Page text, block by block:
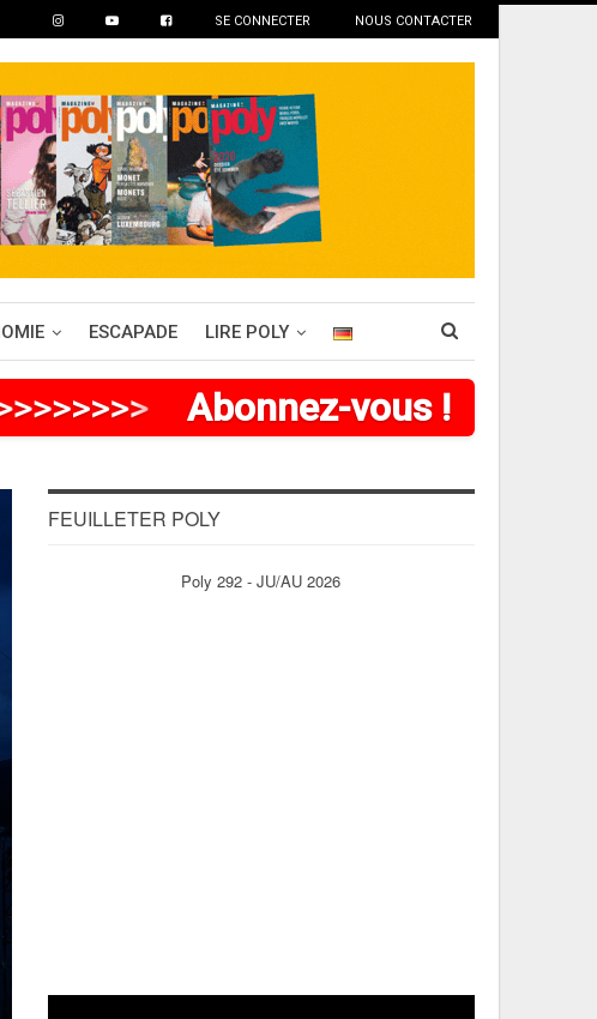
SE CONNECTER NOUS CONTACTER
ESCAPADE LIRE POLY
>>>>>> Abonnez-vous !
FEUILLETER POLY
Poly 292 - JU/AU 2026